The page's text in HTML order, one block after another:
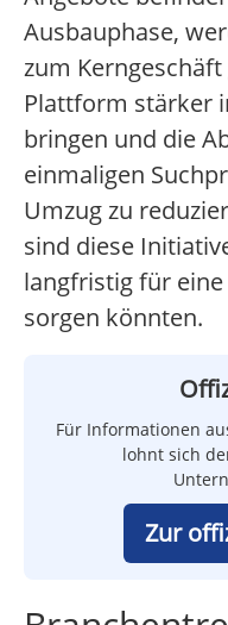
Ausbauphase,
zum
Plattform stärker
bringen und die
einmaligen
Umzug zu
sind diese
langfristig für
sorgen könnten.
Für Informationen
lohnt sich
Zur